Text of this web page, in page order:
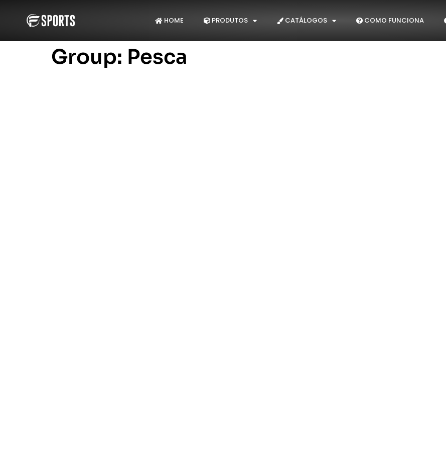
HOME PRODUTOS CATÁLOGOS COMO FUNCIONA
Group: Pesca